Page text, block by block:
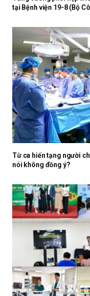
tại Bệnh viện 19-8 (Bộ
Từ ca hiến tạng người
nói không đồng ý?